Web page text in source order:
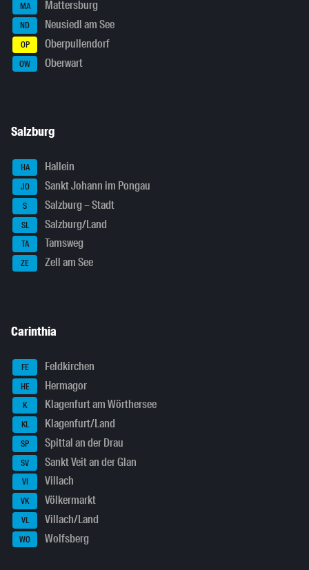
MA Mattersburg
ND Neusiedl am See
OP Oberpullendorf
OW Oberwart
Salzburg
HA Hallein
JO Sankt Johann im Pongau
S Salzburg – Stadt
SL Salzburg/Land
TA Tamsweg
ZE Zell am See
Carinthia
FE Feldkirchen
HE Hermagor
K Klagenfurt am Wörthersee
KL Klagenfurt/Land
SP Spittal an der Drau
SV Sankt Veit an der Glan
VI Villach
VK Völkermarkt
VL Villach/Land
WO Wolfsberg